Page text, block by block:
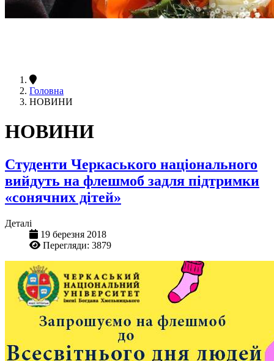
Головна
НОВИНИ
НОВИНИ
Студенти Черкаського національного
вийдуть на флешмоб задля підтримки
«сонячних дітей»
Деталі
19 березня 2018
Перегляди: 3879